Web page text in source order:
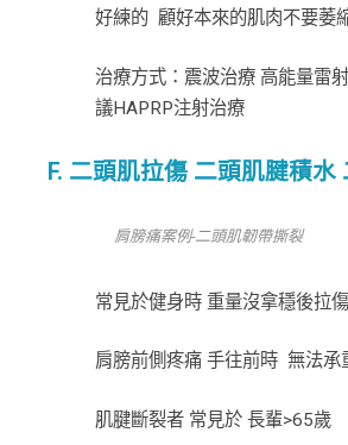
好練的 顧好本來的肌肉不要萎
治療方式：震波治療 高能量雷
議HAPRP注射治療
F. 二頭肌拉傷 二頭肌腱積水
肩膀痛案例-二頭肌韌帶撕裂
常見於健身時 重量沒拿穩後拉傷
肩膀前側疼痛 手往前時 無法
肌腱斷裂者 常見於 長輩>65歲